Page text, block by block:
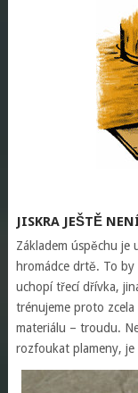
JISKRA JEŠTĚ
Základem úspěchu
hromádce drtě. To
uchopí třecí dřívka,
trénujeme proto
materiálu – troudu.
rozfoukat plameny,